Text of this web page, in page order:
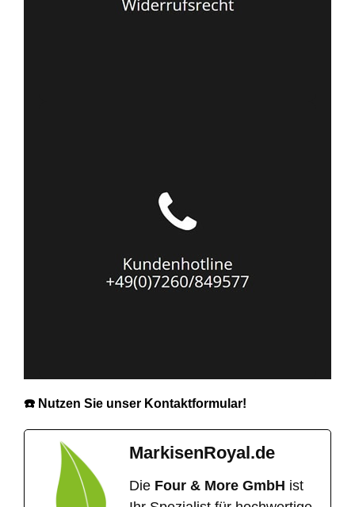
☎️ Nutzen Sie unser Kontaktformular!
MarkisenRoyal.de
Die Four & More GmbH ist